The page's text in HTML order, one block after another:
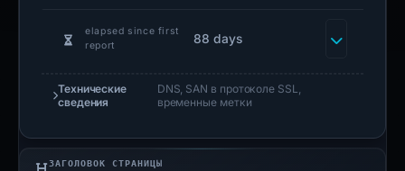
elapsed since first
report
88 days
Технические
сведения
DNS, SAN в протоколе SSL,
временные метки
ЗАГОЛОВОК СТРАНИЦЫ